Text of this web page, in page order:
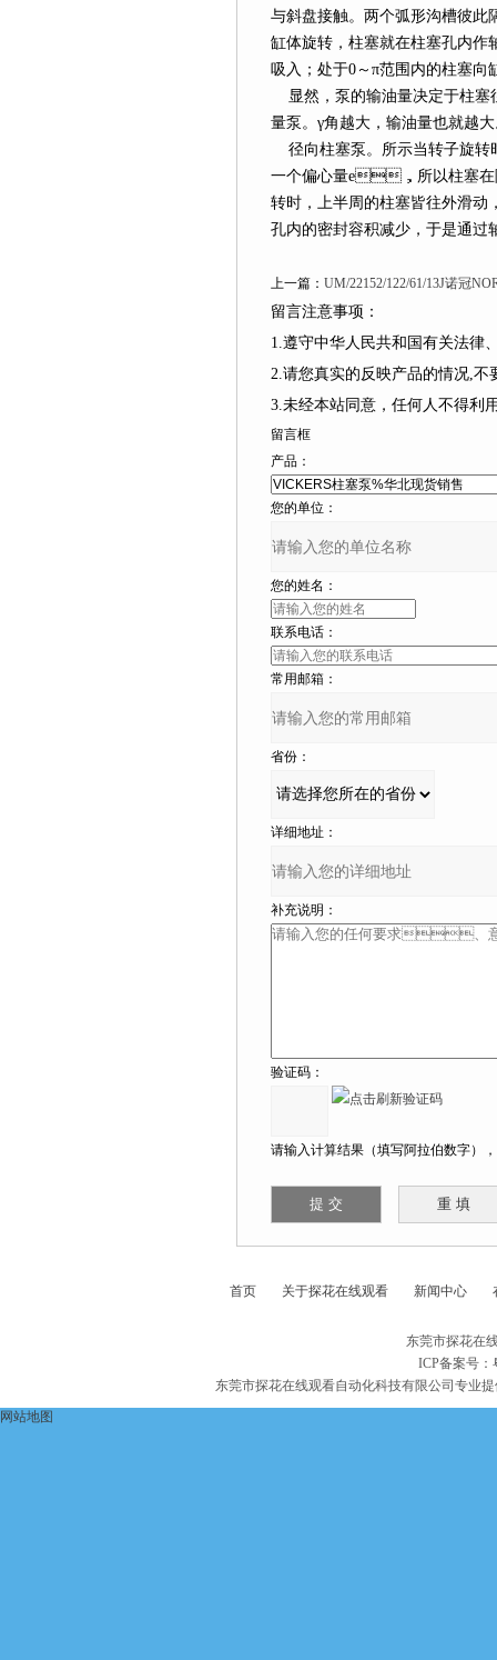
与斜盘接触。两个弧形沟槽彼
缸体旋转，柱塞就在柱塞孔内
吸入；处于0～π范围内的柱塞
显然，泵的输油量决定于柱塞
量泵。γ角越大，输油量也就越大
径向柱塞泵。所示当转子旋转
一个偏心量е，所以柱塞在随
转时，上半周的柱塞皆往外滑动
孔内的密封容积减少，于是通过轴
上一篇： UM/22152/122/61/13J诺冠
留言注意事项：
1.遵守中华人民共和国有关法律
2.请您真实的反映产品的情况,不要捏
3.未经本站同意，任何人不得
留言框
产品：
您的单位：
您的姓名：
联系电话：
常用邮箱：
省份：
详细地址：
补充说明：
验证码：
请输入计算结果（填写阿拉伯数字），
首页 关于探花在线观看 新闻中心
东莞市探花在
ICP备案号：
东莞市探花在线观看自动化科技有限公司专业
网站地图